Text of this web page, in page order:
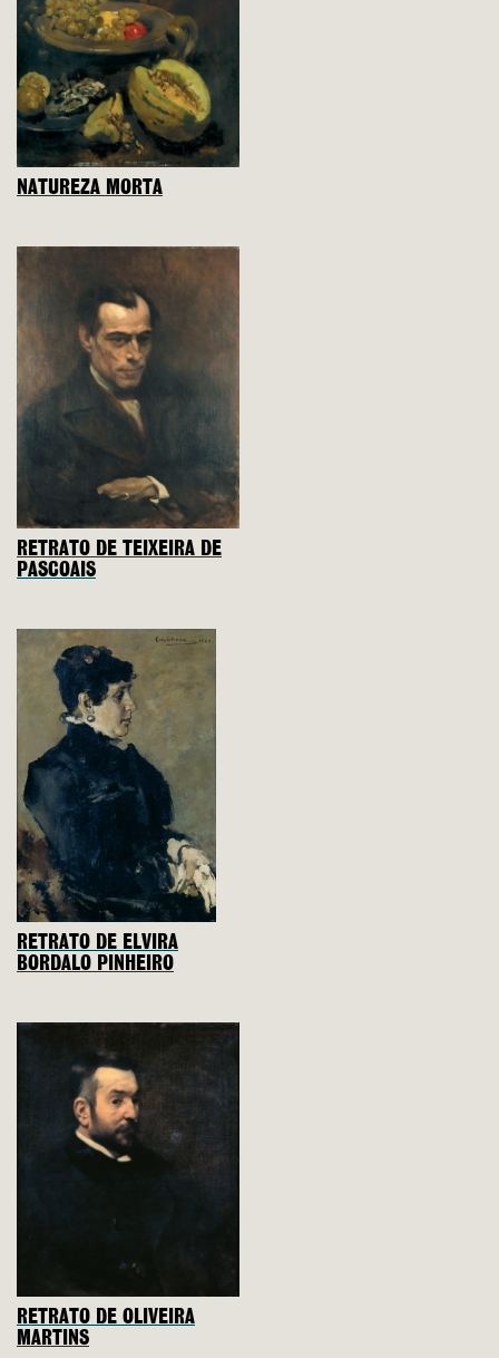
NATUREZA MORTA
RETRATO DE TEIXEIRA DE
PASCOAIS
RETRATO DE ELVIRA
BORDALO PINHEIRO
RETRATO DE OLIVEIRA
MARTINS